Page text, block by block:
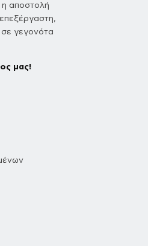
αποστολή
σε γεγονότα
μας!